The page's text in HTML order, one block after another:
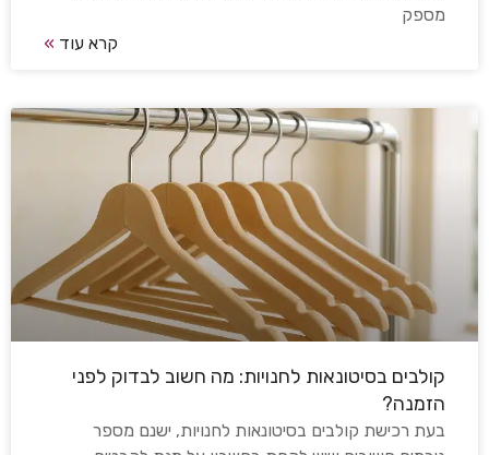
מספק
קרא עוד »
קולבים בסיטונאות לחנויות: מה חשוב לבדוק לפני
הזמנה?
בעת רכישת קולבים בסיטונאות לחנויות, ישנם מספר